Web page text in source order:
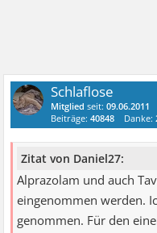
Schlaflose
Mitglied seit:09.06.2011
Beiträge:40848 Danke:
Zitat von Daniel27:
Alprazolam und auch
eingenommen werden.
genommen. Für den